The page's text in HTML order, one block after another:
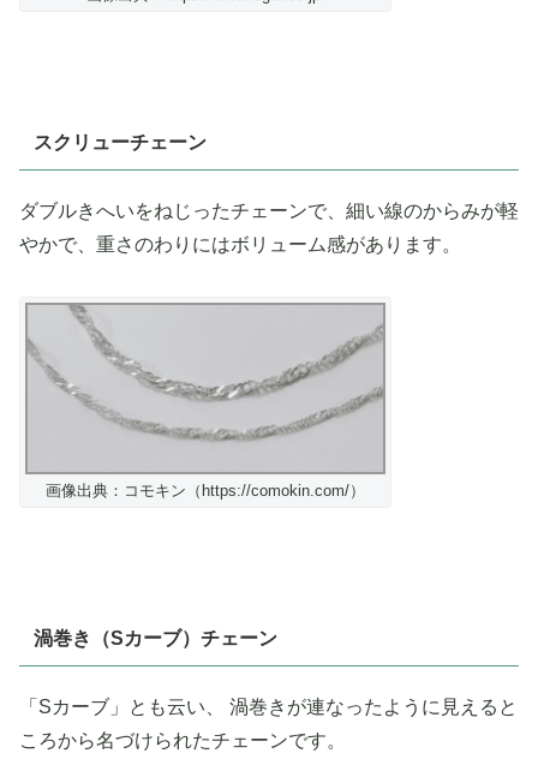
スクリューチェーン
ダブルきへいをねじったチェーンで、細い線のからみが軽
やかで、重さのわりにはボリューム感があります。
画像出典：コモキン（https://comokin.com/）
渦巻き（Sカーブ）チェーン
「Sカーブ」とも云い、 渦巻きが連なったように見えると
ころから名づけられたチェーンです。